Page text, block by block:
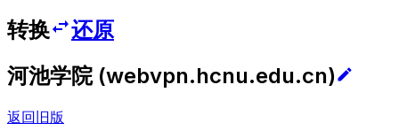
转换
还原
河池学院(webvpn.hcnu.edu.cn)
返回旧版